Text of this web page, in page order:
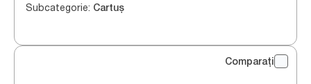
Subcategorie: Cartuș
Comparați